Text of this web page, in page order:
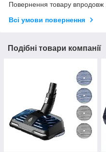
Повернення товару впродовж
Всі умови повернення
Подібні товари компанії